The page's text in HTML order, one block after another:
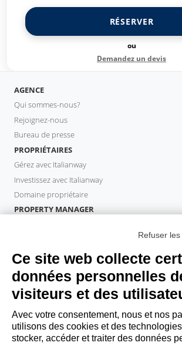
RÉSERVER
ou
Demandez un devis
AGENCE
Qui sommes-nous?
Rejoignez-nous
Bureau de presse
PROPRIÉTAIRES
Gérez avec Italianway
Investissez avec Italianway
Domaine propriétaire
PROPERTY MANAGER
INVITÉS
Réservez un séjour
Séjour longue durée
Expériences pour les clients
Reductions pour les clients
Conventions pour les entreprises
Refuser
Ce site web collecte
données personnelles
visiteurs et des
Avec votre consentement, nous et nos
utilisons des cookies et des
stocker, accéder et traiter des données